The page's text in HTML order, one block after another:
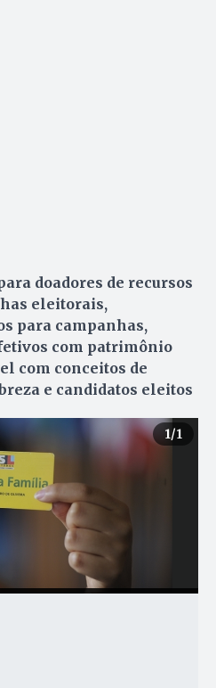
doadores de recursos
eleitorais,
para campanhas,
com patrimônio
com conceitos de
e candidatos eleitos
1/1